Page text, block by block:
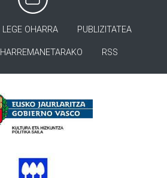
LEGE OHARRA PUBLIZITATEA
HARREMANETARAKO RSS